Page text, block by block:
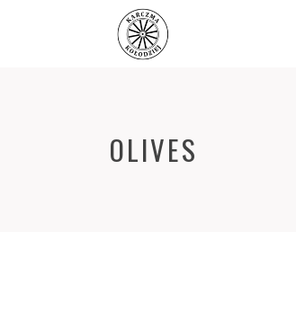
OLIVES